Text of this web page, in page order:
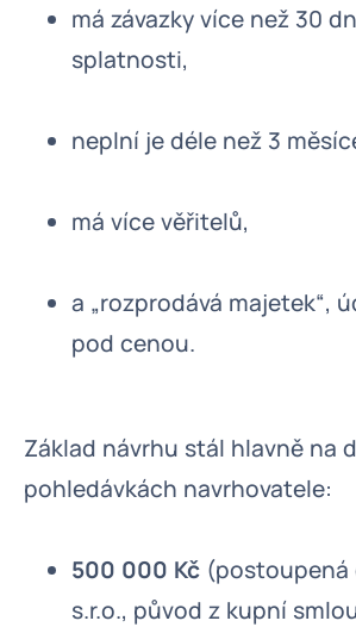
má závazky více než 30
splatnosti,
neplní je déle než 3
má více věřitelů,
a „rozprodává majetek“,
pod cenou.
Základ návrhu stál hlavně na
pohledávkách navrhovatele:
500 000 Kč (postoupená
s.r.o., původ z kupní